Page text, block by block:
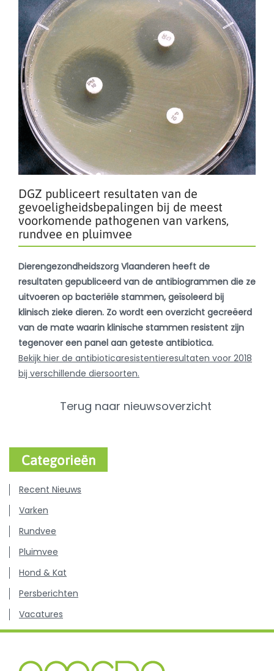
DGZ publiceert resultaten van de
gevoeligheidsbepalingen bij de meest
voorkomende pathogenen van varkens,
rundvee en pluimvee
Dierengezondheidszorg Vlaanderen heeft de
resultaten gepubliceerd van de antibiogrammen die ze
uitvoeren op bacteriële stammen, geïsoleerd bij
klinisch zieke dieren. Zo wordt een overzicht gecreëerd
van de mate waarin klinische stammen resistent zijn
tegenover een panel aan geteste antibiotica.
Bekijk hier de antibioticaresistentieresultaten voor 2018
bij verschillende diersoorten.
Terug naar nieuwsoverzicht
Categorieën
Recent Nieuws
Varken
Rundvee
Pluimvee
Hond & Kat
Persberichten
Vacatures